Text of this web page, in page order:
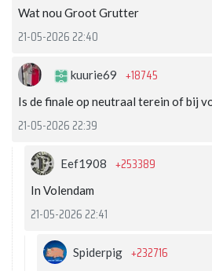
Wat nou Groot Grutter
21-05-2026 22:40
kuurie69 +18745
Is de finale op neutraal terein of bij
21-05-2026 22:39
Eef1908 +253389
In Volendam
21-05-2026 22:41
Spiderpig +232716